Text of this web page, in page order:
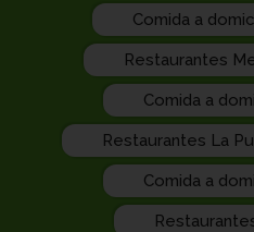
Comida a
Restaurantes
Comida a
Restaurantes La
Comida a